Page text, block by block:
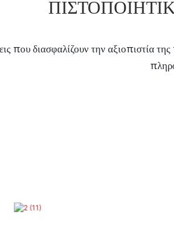
που διασφαλίζουν την αξιοπιστία